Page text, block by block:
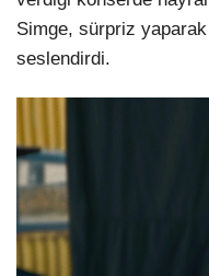
Simge, sürpriz yaparak
seslendirdi.